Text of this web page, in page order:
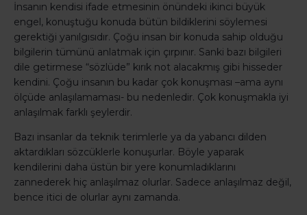
İnsanın kendisi ifade etmesinin önündeki ikinci büyük
engel, konuştuğu konuda bütün bildiklerini söylemesi
gerektiği yanılgısıdır. Çoğu insan bir konuda sahip olduğu
bilgilerin tümünü anlatmak için çırpınır. Sanki bazı bilgileri
dile getirmese “sözlüde” kırık not alacakmış gibi hisseder
kendini. Çoğu insanın bu kadar çok konuşması –ama aynı
ölçüde anlaşılamaması- bu nedenledir. Çok konuşmakla iyi
anlaşılmak farklı şeylerdir.
Bazı insanlar da teknik terimlerle ya da yabancı dilden
aktardıkları sözcüklerle konuşurlar. Böyle yaparak
kendilerini daha üstün bir yere konumladıklarını
zannederek hiç anlaşılmaz olurlar. Sadece anlaşılmaz değil,
bence itici de olurlar aynı zamanda.